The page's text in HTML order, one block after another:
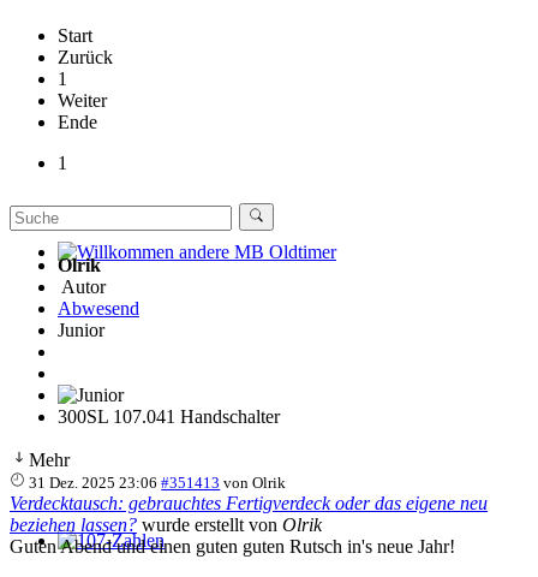
Willkommen andere MB Oldtimer
Start
Zurück
1
Weiter
Ende
1
Olrik
Autor
Abwesend
Junior
300SL 107.041 Handschalter
Mehr
31 Dez. 2025 23:06 #351413 vonOlrik
Verdecktausch: gebrauchtes Fertigverdeck oder das eigene neu
beziehen lassen? wurde erstellt von Olrik
Guten Abend und einen guten guten Rutsch in's neue Jahr!